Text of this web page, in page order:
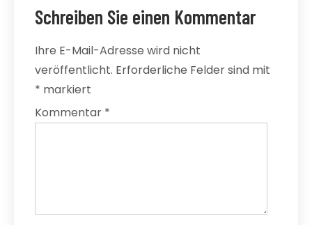
Schreiben Sie einen Kommentar
Ihre E-Mail-Adresse wird nicht
veröffentlicht. Erforderliche Felder sind mit
* markiert
Kommentar *